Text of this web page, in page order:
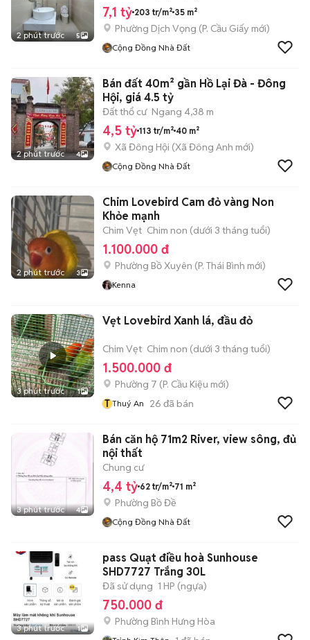
2 phút trước 5
7,1 tỷ 203 tr/m² 35 m²
Phường Dịch Vọng (P. Cầu Giấy mới)
Cộng Đồng Nhà Đất
2 phút trước 4
Bán đất 40m² gần Hồ Lại Đà - Đông
Hội, giá 4.5 tỷ
Đất thổ cư Ngang 4,38 m
4,5 tỷ 113 tr/m² 40 m²
Xã Đông Hội (Xã Đông Anh mới)
Cộng Đồng Nhà Đất
2 phút trước 3
Chim Lovebird Cam đỏ vàng Non
Khỏe mạnh
Chim Vẹt Chim non (dưới 3 tháng tuổi)
1.100.000 đ
Phường Bồ Xuyên (P. Thái Bình mới)
Kenna
3 phút trước 1
Vẹt Lovebird Xanh lá, đầu đỏ
Chim Vẹt Chim non (dưới 3 tháng tuổi)
1.500.000 đ
Phường 7 (P. Cầu Kiệu mới)
T Thuý An 26 đã bán
3 phút trước 4
Bán căn hộ 71m2 River, view sông, đủ
nội thất
Chung cư
4,4 tỷ 62 tr/m² 71 m²
Phường Bồ Đề
Cộng Đồng Nhà Đất
3 phút trước 1
pass Quạt điều hoà Sunhouse
SHD7727 Trắng 30L
Đã sử dụng 1 HP (ngựa)
750.000 đ
Phường Bình Hưng Hòa